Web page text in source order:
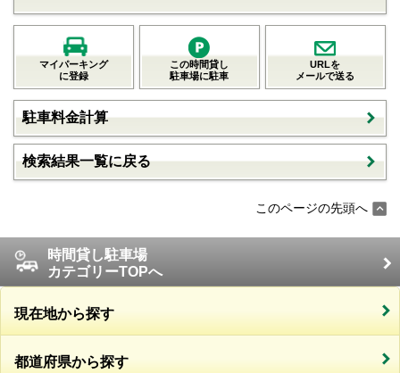
マイパーキング
に登録
この時間貸し
駐車場に駐車
URLを
メールで送る
駐車料金計算
検索結果一覧に戻る
このページの先頭へ
時間貸し駐車場
カテゴリーTOPへ
現在地から探す
都道府県から探す